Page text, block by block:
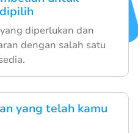
diperlukan dan
dengan salah satu
yang telah kamu